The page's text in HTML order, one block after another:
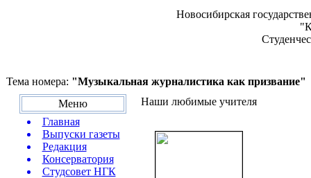
Новосибирская
Тема номера: "Музыкальная журналистика как призвание"
Меню
Главная
Выпуски газеты
Редакция
Консерватория
Студсовет НГК
Наши любимые учителя